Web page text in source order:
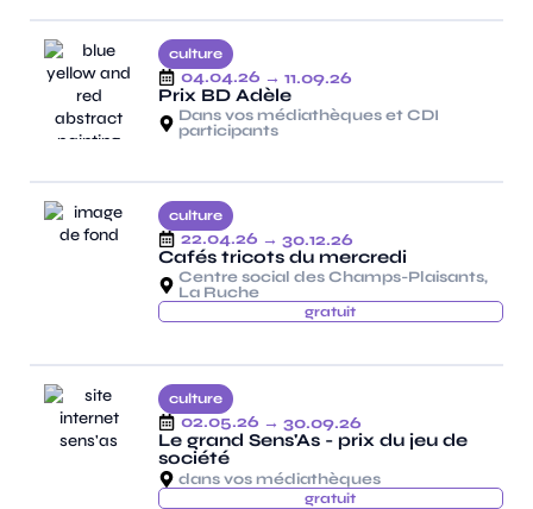
culture
04.04.26 → 11.09.26
Prix BD Adèle
Dans vos médiathèques et CDI
participants
culture
22.04.26 → 30.12.26
Cafés tricots du mercredi
Centre social des Champs-Plaisants,
La Ruche
gratuit
culture
02.05.26 → 30.09.26
Le grand Sens'As - prix du jeu de
société
dans vos médiathèques
gratuit